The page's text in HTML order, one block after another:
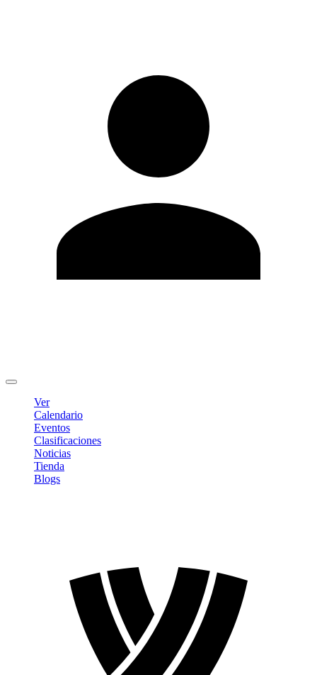
Ver
Calendario
Eventos
Clasificaciones
Noticias
Tienda
Blogs